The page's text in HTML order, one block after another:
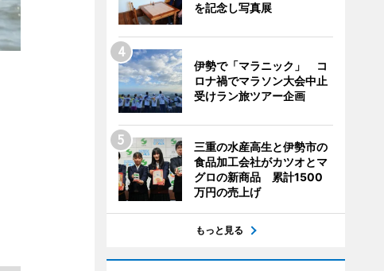
を記念し写真展
伊勢で「マラニック」 コ
ロナ禍でマラソン大会中止
受けラン旅ツアー企画
三重の水産高生と伊勢市の
食品加工会社がカツオとマ
グロの新商品 累計1500
万円の売上げ
もっと見る